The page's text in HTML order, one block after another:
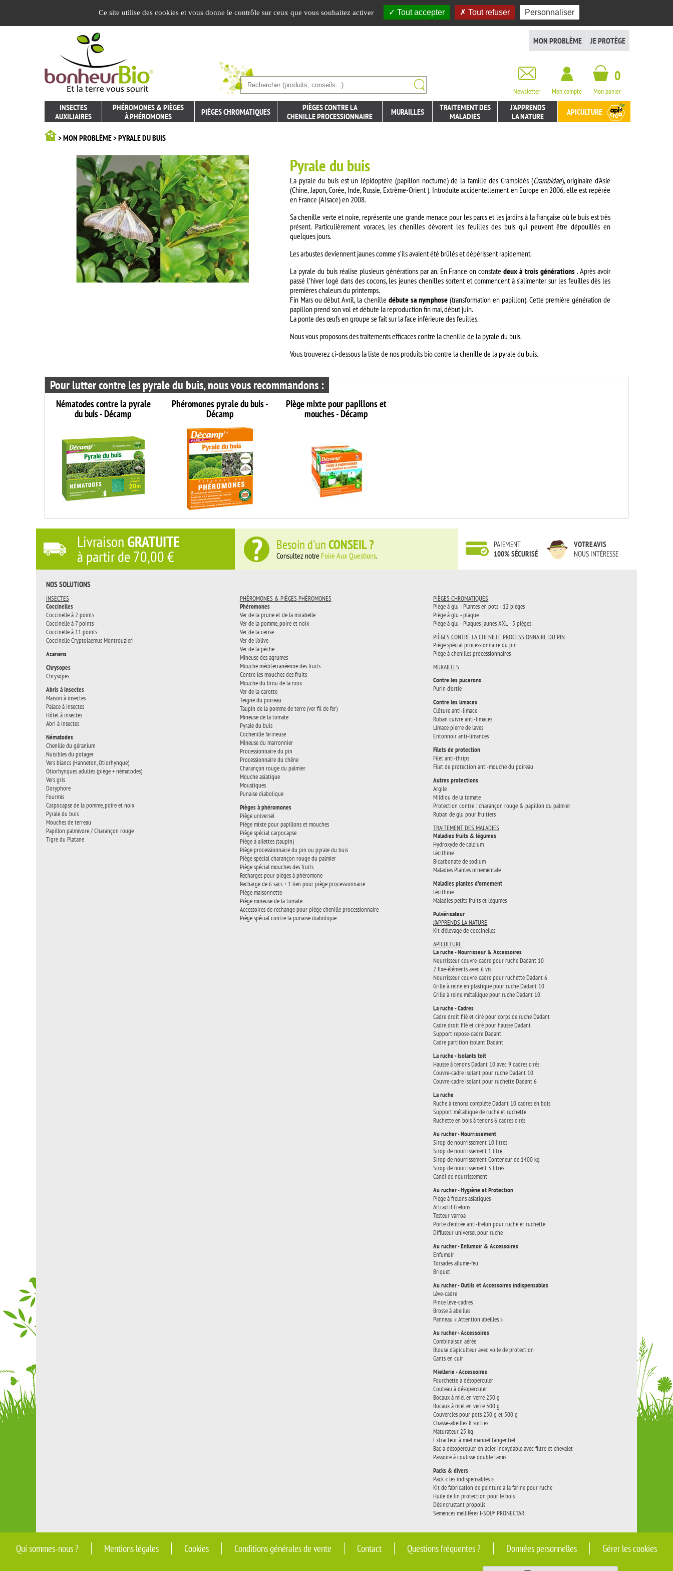
Newsletter Mon compte Mon panier
0
INSECTES
AUXILIAIRES
PHÉROMONES & PIÈGES
À PHÉROMONES
PIÈGES CHROMATIQUES
PIÈGES CONTRE LA
CHENILLE PROCESSIONNAIRE
MURAILLES
TRAITEMENT DES
MALADIES
J'APPRENDS
LA NATURE
APICULTURE
MON PROBLÈME JE PROTÈGE
> MON PROBLÈME > PYRALE DU BUIS
Pyrale du buis
La pyrale du buis est un lépidoptère (papillon nocturne) de la famille des Crambidés (Crambidae), originaire d’Asie
(Chine, Japon, Corée, Inde, Russie, Extrême-Orient ). Introduite accidentellement en Europe en 2006, elle est repérée
en France (Alsace) en 2008.
Sa chenille verte et noire, représente une grande menace pour les parcs et les jardins à la française où le buis est très
présent. Particulièrement voraces, les chenilles dévorent les feuilles des buis qui peuvent être dépouillés en
quelques jours.
Les arbustes deviennent jaunes comme s’ils avaient été brûlés et dépérissent rapidement.
La pyrale du buis réalise plusieurs générations par an. En France on constatedeux à trois générations . Après avoir
passé l’hiver logé dans des cocons, les jeunes chenilles sortent et commencent à s’alimenter sur les feuilles dès les
premières chaleurs du printemps.
Fin Mars ou début Avril, la chenille débute sa nymphose (transformation en papillon). Cette première génération de
papillon prend son vol et débute la reproduction fin mai, début juin.
La ponte des œufs en groupe se fait sur la face inférieure des feuilles.
Nous vous proposons des traitements efficaces contre la chenille de la pyrale du buis.
Vous trouverez ci-dessous la liste de nos produits bio contre la chenille de la pyrale du buis.
Pour lutter contre les pyrale du buis, nous vous recommandons :
Nématodes contre la pyrale
du buis - Décamp
Phéromones pyrale du buis -
Décamp
Piège mixte pour papillons et
mouches - Décamp
LivraisonGRATUITE
à partir de70,00 €
Besoin d'unCONSEIL ?
Consultez notre Foire Aux Questions.
PAIEMENT
100% SÉCURISÉ
VOTRE AVIS
NOUS INTÉRESSE
NOS SOLUTIONS
INSECTES
Coccinelles
Coccinelle à 2 points
Coccinelle à 7 points
Coccinelle à 11 points
Coccinelle Cryptolaemus Montrouzieri
Acariens
Chrysopes
Chrysopes
Abris à insectes
Maison à insectes
Palace à insectes
Hôtel à insectes
Abri à insectes
Nématodes
Chenille du géranium
Nuisibles du potager
Vers blancs (Hanneton, Otiorhynque)
Otiorhynques adultes (piège + nématodes)
Vers gris
Doryphore
Fourmis
Carpocapse de la pomme, poire et noix
Pyrale du buis
Mouches de terreau
Papillon palmivore / Charançon rouge
Tigre du Platane
PHÉROMONES & PIÈGES PHÉROMONES
Phéromones
Ver de la prune et de la mirabelle
Ver de la pomme, poire et noix
Ver de la cerise
Ver de l’olive
Ver de la pêche
Mineuse des agrumes
Mouche méditerranéenne des fruits
Contre les mouches des fruits
Mouche du brou de la noix
Ver de la carotte
Teigne du poireau
Taupin de la pomme de terre (ver fil de fer)
Mineuse de la tomate
Pyrale du buis
Cochenille farineuse
Mineuse du marronnier
Processionnaire du pin
Processionnaire du chêne
Charançon rouge du palmier
Mouche asiatique
Moustiques
Punaise diabolique
Pièges à phéromones
Piège universel
Piège mixte pour papillons et mouches
Piège spécial carpocapse
Piège à ailettes (taupin)
Piège processionnaire du pin ou pyrale du buis
Piège spécial charançon rouge du palmier
Piège spécial mouches des fruits
Recharges pour pièges à phéromone
Recharge de 6 sacs + 1 lien pour piège processionnaire
Piège maisonnette
Piège mineuse de la tomate
Accessoires de rechange pour piège chenille processionnaire
Piège spécial contre la punaise diabolique
PIÈGES CHROMATIQUES
Piège à glu - Plantes en pots - 12 pièges
Piège à glu - plaque
Piège à glu - Plaques jaunes XXL - 5 pièges
PIÈGES CONTRE LA CHENILLE PROCESSIONNAIRE DU PIN
Piège spécial processionnaire du pin
Piège à chenilles processionnaires
MURAILLES
Contre les pucerons
Purin d'ortie
Contre les limaces
Clôture anti-limace
Ruban cuivre anti-limaces
Limace pierre de laves
Entonnoir anti-limances
Filets de protection
Filet anti-thrips
Filet de protection anti-mouche du poireau
Autres protections
Argile
Mildiou de la tomate
Protection contre : charançon rouge & papillon du palmier
Ruban de glu pour fruitiers
TRAITEMENT DES MALADIES
Maladies fruits & légumes
Hydroxyde de calcium
Lécithine
Bicarbonate de sodium
Maladies Plantes ornementale
Maladies plantes d'ornement
Lécithine
Maladies petits fruits et légumes
Pulvérisateur
J'APPRENDS LA NATURE
Kit d'élevage de coccinelles
APICULTURE
La ruche - Nourrisseur & Accessoires
Nourrisseur couvre-cadre pour ruche Dadant 10
2 fixe-éléments avec 6 vis
Nourrisseur couvre-cadre pour ruchette Dadant 6
Grille à reine en plastique pour ruche Dadant 10
Grille à reine métallique pour ruche Dadant 10
La ruche - Cadres
Cadre droit filé et ciré pour corps de ruche Dadant
Cadre droit filé et ciré pour hausse Dadant
Support repose-cadre Dadant
Cadre partition isolant Dadant
La ruche - Isolants toit
Hausse à tenons Dadant 10 avec 9 cadres cirés
Couvre-cadre isolant pour ruche Dadant 10
Couvre-cadre isolant pour ruchette Dadant 6
La ruche
Ruche à tenons complète Dadant 10 cadres en bois
Support métallique de ruche et ruchette
Ruchette en bois à tenons 6 cadres cirés
Au rucher - Nourrissement
Sirop de nourrissement 10 litres
Sirop de nourrissement 1 litre
Sirop de nourrissement Conteneur de 1400 kg
Sirop de nourrissement 5 litres
Candi de nourrissement
Au rucher - Hygiène et Protection
Piège à frelons asiatiques
Attractif Frelons
Testeur varroa
Porte d’entrée anti-frelon pour ruche et ruchette
Diffuseur universel pour ruche
Au rucher - Enfumoir & Accessoires
Enfumoir
Torsades allume-feu
Briquet
Au rucher - Outils et Accessoires indispensables
Lève-cadre
Pince lève-cadres
Brosse à abeilles
Panneau « Attention abeilles »
Au rucher - Accessoires
Combinaison aérée
Blouse d’apiculteur avec voile de protection
Gants en cuir
Miellerie - Accessoires
Fourchette à désoperculer
Couteau à désoperculer
Bocaux à miel en verre 250 g
Bocaux à miel en verre 500 g
Couvercles pour pots 250 g et 500 g
Chasse-abeilles 8 sorties
Maturateur 25 kg
Extracteur à miel manuel tangentiel
Bac à désoperculer en acier inoxydable avec filtre et chevalet
Passoire à coulisse double tamis
Packs & divers
Pack « les indispensables »
Kit de fabrication de peinture à la farine pour ruche
Huile de lin protection pour le bois
Désincrustant propolis
Semences mellifères I-SOL® PRONECTAR
Qui sommes-nous ? Mentions légales Cookies Conditions générales de vente Contact Questions fréquentes ? Données personnelles Gérer les cookies
Ce site utilise des cookies et vous donne le contrôle sur ceux que vous souhaitez activer Tout accepter Tout refuser Personnaliser